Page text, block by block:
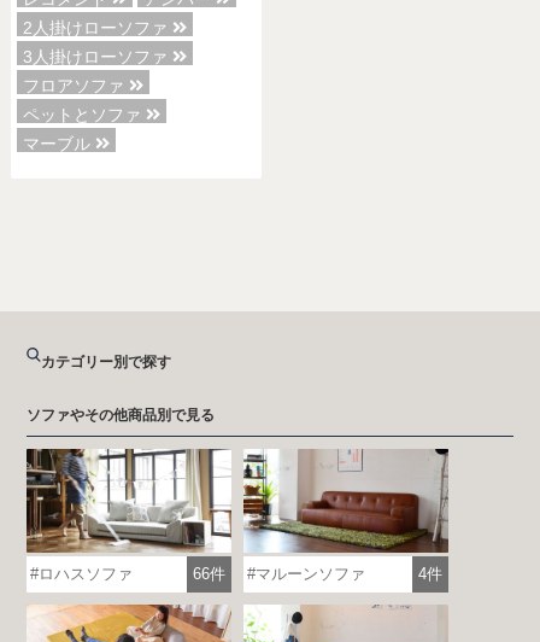
2人掛けローソファ
3人掛けローソファ
フロアソファ
ペットとソファ
マーブル
カテゴリー別で探す
ソファやその他商品別で見る
ロハスソファ 66件 マルーンソファ 4件